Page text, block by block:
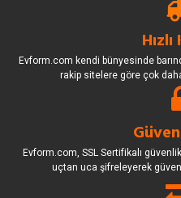
Evform.com kendi bünyesinde
rakip sitelere göre çok
Evform.com, SSL Sertifikalı
uçtan uca şifreleyerek